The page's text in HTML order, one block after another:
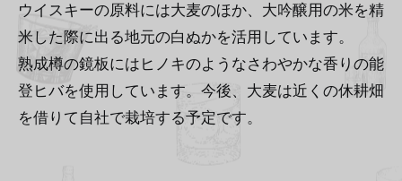
ウイスキーの原料には大麦のほか、大吟醸用の米を精
米した際に出る地元の白ぬかを活用しています。
熟成樽の鏡板にはヒノキのようなさわやかな香りの能
登ヒバを使用しています。今後、大麦は近くの休耕畑
を借りて自社で栽培する予定です。